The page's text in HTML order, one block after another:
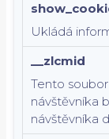
Ukládá
__zlcmid
Tento
návštěvníka
návštěvníka